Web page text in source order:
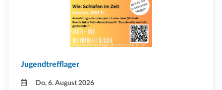
Jugendtrefflager
Do, 6. August 2026